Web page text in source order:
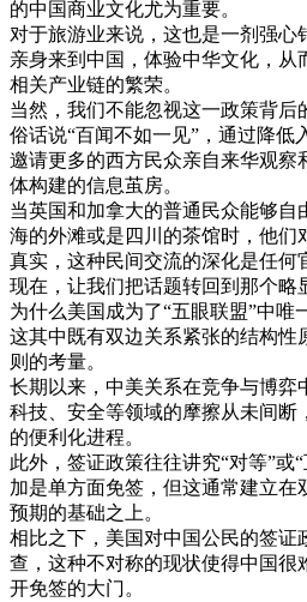
的中国商业文化尤为重要。
对于旅游业来说 ， 这也是一剂 强心
亲身来到 中国 ， 体验中华文化 ， 从
相关产业链的繁荣。
当然 ， 我们不能忽视这一政策背后
俗话说“百闻不如一 见” ， 通过降低
邀请更多的西方民众亲自来华观察
体构建的信息茧房。
当英国和加拿大的普通 民众能够自
海的外滩或是 四川 的茶馆时 ， 他们
真实 ， 这种民间交流的深化是任何
现在 ， 让我们把话题转回到 那个略
为什么美国成为了“五眼联盟”中唯
这其中 既有双边关系紧张的结构性
则 的考量。
长期以来 ， 中美关系在竞争与博弈
科技、 安全等领域的摩擦从未间 断 ，
的便利 化进程。
此外 ， 签证政策往往讲究“对等”或“
加是单方面免签 ， 但这通常建立在
预期的基础之上。
相比之下 ， 美国对中国公民的签证
查 ， 这种不对称的现状使得中国很
开免签的大门。